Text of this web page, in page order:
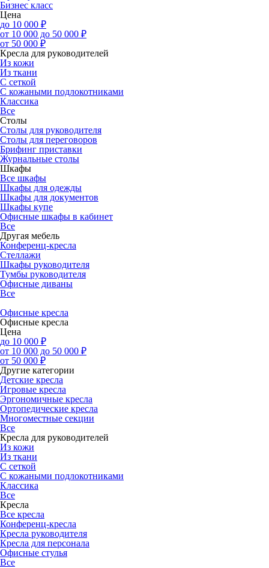
Бизнес класс
Цена
до 10 000 ₽
от 10 000 до 50 000 ₽
от 50 000 ₽
Кресла для руководителей
Из кожи
Из ткани
С сеткой
С кожаными подлокотниками
Классика
Все
Столы
Столы для руководителя
Столы для переговоров
Брифинг приставки
Журнальные столы
Шкафы
Все шкафы
Шкафы для одежды
Шкафы для документов
Шкафы купе
Офисные шкафы в кабинет
Все
Другая мебель
Конференц-кресла
Стеллажи
Шкафы руководителя
Тумбы руководителя
Офисные диваны
Все
Офисные кресла
Офисные кресла
Цена
до 10 000 ₽
от 10 000 до 50 000 ₽
от 50 000 ₽
Другие категории
Детские кресла
Игровые кресла
Эргономичные кресла
Ортопедические кресла
Многоместные секции
Все
Кресла для руководителей
Из кожи
Из ткани
С сеткой
С кожаными подлокотниками
Классика
Все
Кресла
Все кресла
Конференц-кресла
Кресла руководителя
Кресла для персонала
Офисные стулья
Все